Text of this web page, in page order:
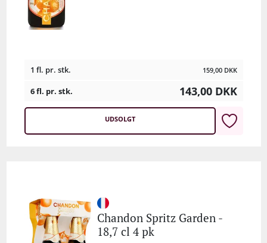
1 fl. pr. stk. 159,00 DKK
6 fl. pr. stk. 143,00 DKK
UDSOLGT
Chandon Spritz Garden -
18,7 cl 4 pk